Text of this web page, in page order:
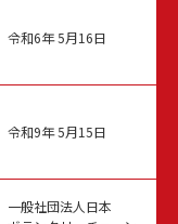
令和6年 5月16日
令和9年 5月15日
一般社団法人日本